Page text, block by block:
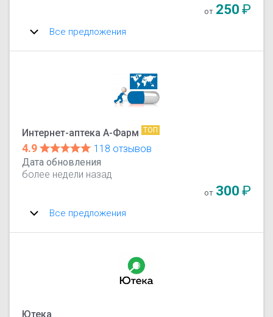
от 250₽
Все предложения
Интернет-аптека А-Фарм ТОП
4.9
118 отзывов
Дата обновления
более недели назад
от 300₽
Все предложения
Ютека